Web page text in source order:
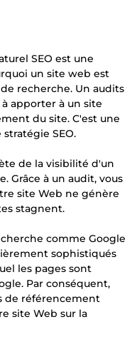
SEO est une
un site web est
recherche. Un audits
apporter à un site
du site. C'est une
SEO.
de la visibilité d'un
Grâce à un audit, vous
site Web ne génère
stagnent.
comme Google
sophistiqués
les pages sont
Par conséquent,
de référencement
site Web sur la